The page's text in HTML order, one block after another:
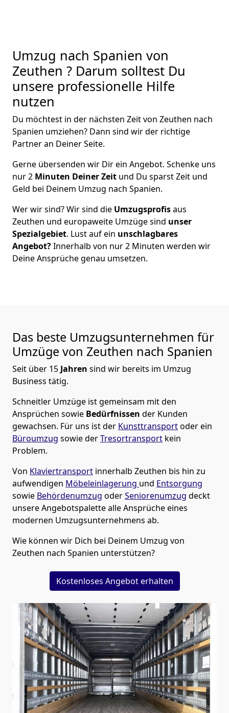
Umzug nach Spanien von
Zeuthen ? Darum solltest Du
unsere professionelle Hilfe
nutzen
Du möchtest in der nächsten Zeit von Zeuthen nach
Spanien umziehen? Dann sind wir der richtige
Partner an Deiner Seite.
Gerne übersenden wir Dir ein Angebot. Schenke uns
nur2 Minuten Deiner Zeit und Du sparst Zeit und
Geld bei Deinem Umzug nach Spanien.
Wer wir sind? Wir sind die Umzugsprofisaus
Zeuthen und europaweite Umzüge sind unser
Spezialgebiet. Lust auf ein unschlagbares
Angebot?Innerhalb von nur2 Minuten werden wir
Deine Ansprüche genau umsetzen.
Das beste Umzugsunternehmen für
Umzüge von Zeuthen nach Spanien
Seit über 15 Jahren sind wir bereits im Umzug
Business tätig.
Schneitler Umzüge ist gemeinsam mit den
Ansprüchen sowie Bedürfnissen der Kunden
gewachsen. Für uns ist der Kunsttransportoder ein
Büroumzug sowie derTresortransport kein
Problem.
Von Klaviertransport innerhalb Zeuthen bis hin zu
aufwendigen Möbeleinlagerung und Entsorgung
sowie Behördenumzug oderSeniorenumzug deckt
unsere Angebotspalette alle Ansprüche eines
modernen Umzugsunternehmens ab.
Wie können wir Dich bei Deinem Umzug von
Zeuthen nach Spanien unterstützen?
Kostenloses Angebot erhalten